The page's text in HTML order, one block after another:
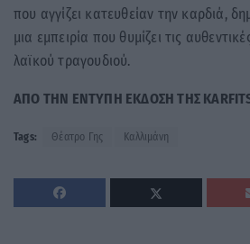
που αγγίζει κατευθείαν την καρδιά,
μια εμπειρία που θυμίζει τις
λαϊκού τραγουδιού.
ΑΠΟ ΤΗΝ ΕΝΤΥΠΗ ΕΚΔΟΣΗ ΤΗΣ
Tags: Θέατρο Γης Καλλιμάνη